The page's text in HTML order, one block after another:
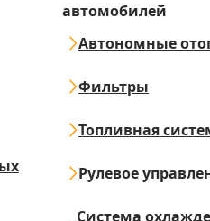
автомобилей
Автономные
Фильтры
Топливная
Рулевое
Система